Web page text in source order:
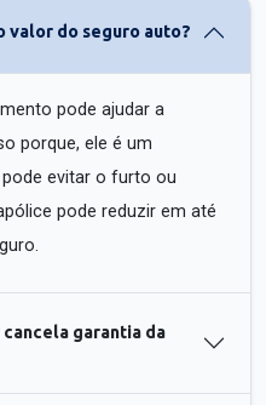
valor do seguro auto?
pode ajudar a
porque, ele é um
evitar o furto ou
pode reduzir em até
garantia da